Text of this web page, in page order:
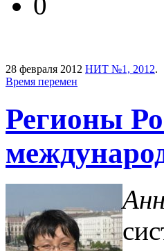
28 февраля 2012 НИТ №1, 2012.
Время перемен
Регионы